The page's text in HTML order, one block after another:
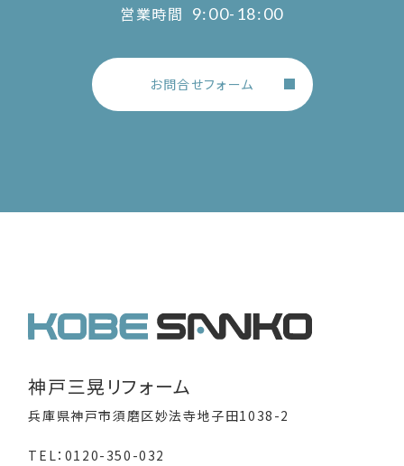
営業時間 9:00-18:00
お問合せフォーム
神戸三晃リフォーム
兵庫県神戸市須磨区妙法寺地子田1038-2
TEL：0120-350-032